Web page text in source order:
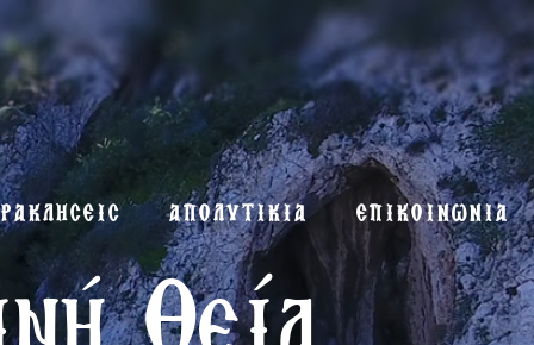
ΑΠΟΛΥΤΙΚΙΑ ΕΠΙΚΟΙΝΩΝΙΑ
Θεία